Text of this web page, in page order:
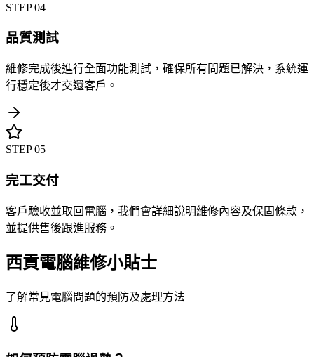
STEP04
品質測試
維修完成後進行全面功能測試，確保所有問題已解決，系統運
行穩定後才交還客戶。
STEP05
完工交付
客戶驗收並取回電腦，我們會詳細說明維修內容及保固條款，
並提供售後跟進服務。
西貢電腦維修小貼士
了解常見電腦問題的預防及處理方法